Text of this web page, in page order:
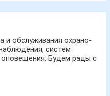
обслуживания охрано-
систем
оповещения. Будем рады с